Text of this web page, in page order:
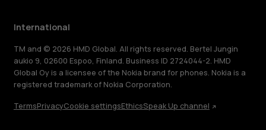
International
TM and © 2026 HMD Global. All rights reserved. Bertel Jungin
aukio 9, 02600 Espoo, Finland. Business ID 2724044-2. HMD
Global Oy is a licensee of the Nokia brand for phones. Nokia is a
registered trademark of Nokia Corporation.
TermsPrivacyCookie settingsEthicsSpeak Up channel